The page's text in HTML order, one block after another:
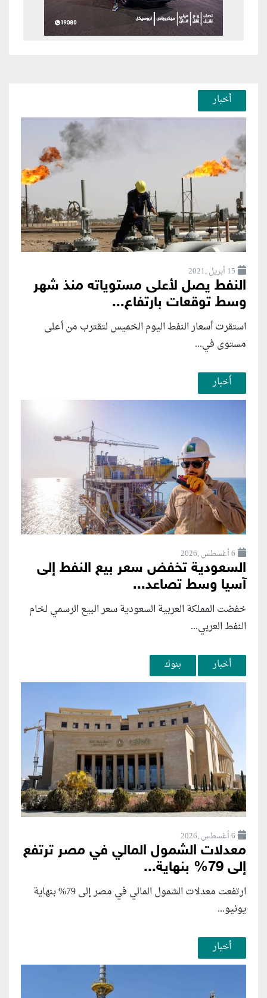
أخبار
15 أبريل ,2021
النفط يصل لأعلى مستوياته منذ شهر
وسط توقعات بارتفاع...
استقرت أسعار النفط اليوم الخميس لتقترب من أعلى
مستوى في...
أخبار
6 أغسطس ,2026
السعودية تخفض سعر بيع النفط إلى
آسيا وسط تصاعد...
خفضت المملكة العربية السعودية سعر البيع الرسمي لخام
النفط العربي...
أخبار بنوك
6 أغسطس ,2026
معدلات الشمول المالي في مصر ترتفع
إلى 79% بنهاية...
ارتفعت معدلات الشمول المالي في مصر إلى 79% بنهاية
يونيو...
أخبار